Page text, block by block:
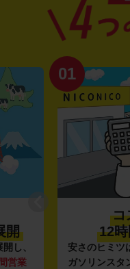
み
。
存イ
02
「安
ご利用のたび
車内外の清掃